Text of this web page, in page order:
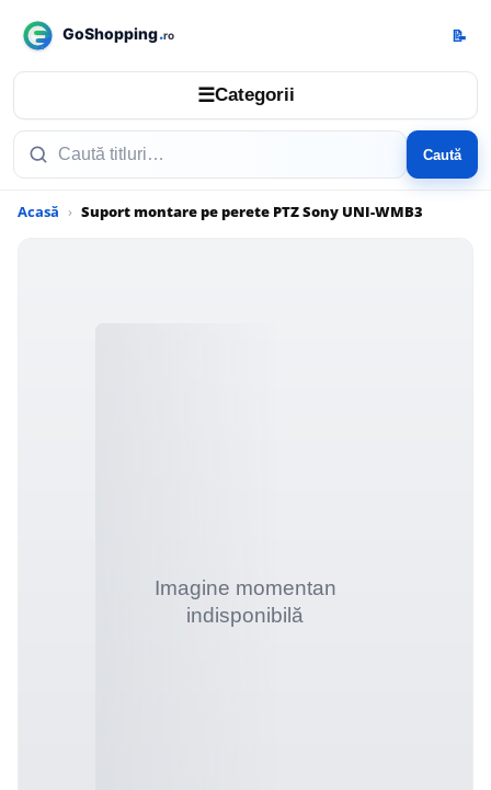
☰Categorii
Caută
📝
Acasă Suport montare pe perete PTZ Sony UNI-WMB3